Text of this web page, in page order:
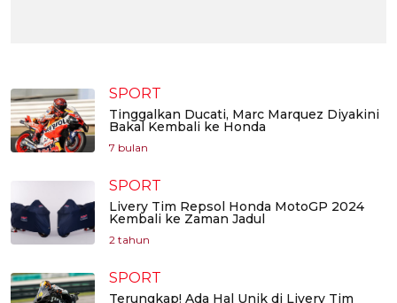
SPORT
Tinggalkan Ducati, Marc Marquez Diyakini
Bakal Kembali ke Honda
7 bulan
SPORT
Livery Tim Repsol Honda MotoGP 2024
Kembali ke Zaman Jadul
2 tahun
SPORT
Terungkap! Ada Hal Unik di Livery Tim